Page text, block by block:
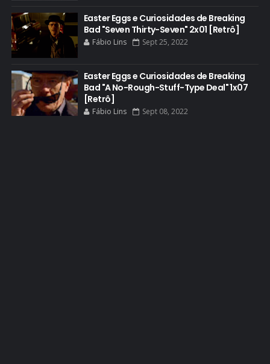
DOS HOMBRES MEZCAL
EASTER EGGS
EDITORIAL
EL CAMINO
ELECTRIC DREAMS
ELENCO 5ª TEMPORADA
Easter Eggs e Curiosidades de Breaking
Bad "Seven Thirty-Seven" 2x01 [Retrô]
Fábio Lins Sept 25, 2022
Easter Eggs e Curiosidades de Breaking
Bad "A No-Rough-Stuff-Type Deal" 1x07
[Retrô]
Fábio Lins Sept 08, 2022